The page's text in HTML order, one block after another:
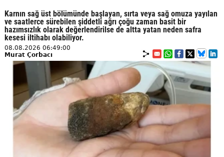
Karnın sağ üst bölümünde başlayan, sırta veya sağ omuza yayılan
ve saatlerce sürebilen şiddetli ağrı çoğu zaman basit bir
hazımsızlık olarak değerlendirilse de altta yatan neden safra
kesesi iltihabı olabiliyor.
08.08.2026 06:49:00
Murat Çorbacı